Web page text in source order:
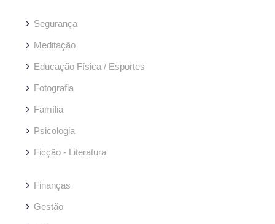
Segurança
Meditação
Educação Física / Esportes
Fotografia
Família
Psicologia
Ficção - Literatura
Finanças
Gestão